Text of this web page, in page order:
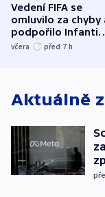
Vedení FIFA se
omluvilo za chyby
podpořilo
UEFA trvá na
včera před 7 h
Aktuálně